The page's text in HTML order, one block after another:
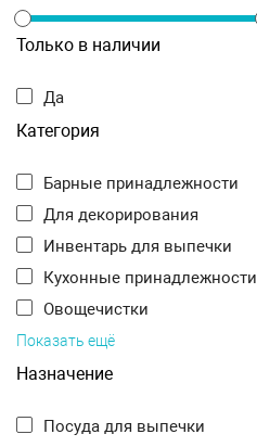
Только в наличии
Да
Категория
Барные принадлежности
Для декорирования
Инвентарь для выпечки
Кухонные принадлежности
Овощечистки
Показать ещё
Назначение
Посуда для выпечки